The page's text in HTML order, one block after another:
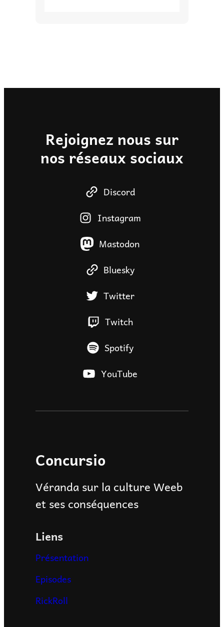
Rejoignez nous sur
nos réseaux sociaux
Discord
Instagram
Mastodon
Bluesky
Twitter
Twitch
Spotify
YouTube
Concursio
Véranda sur la culture Weeb
et ses conséquences
Liens
Présentation
Episodes
RickRoll